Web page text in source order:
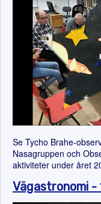
Se Tycho Brahe-
Nasagruppen och
aktiviteter under året
Vägastronomi -